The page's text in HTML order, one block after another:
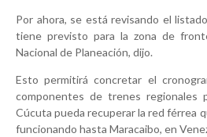
Por ahora, se está revisando el
tiene previsto para la zona de
Nacional de Planeación, dijo.
Esto permitirá concretar el
componentes de trenes regionales
Cúcuta pueda recuperar la red férrea
funcionando hasta Maracaibo, en